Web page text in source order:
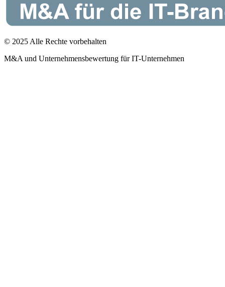
© 2025 Alle Rechte vorbehalten
M&A und Unternehmensbewertung für IT-Unternehmen